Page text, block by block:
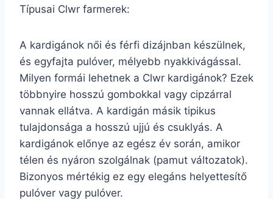
Típusai Clwr farmerek:
A kardigánok női és férfi dizájnban készülnek,
és egyfajta pulóver, mélyebb nyakkivágással.
Milyen formái lehetnek a Clwr kardigánok? Ezek
többnyire hosszú gombokkal vagy cipzárral
vannak ellátva. A kardigán másik tipikus
tulajdonsága a hosszú ujjú és csuklyás. A
kardigánok előnye az egész év során, amikor
télen és nyáron szolgálnak (pamut változatok).
Bizonyos mértékig ez egy elegáns helyettesítő
pulóver vagy pulóver.